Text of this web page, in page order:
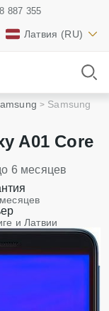
Латвия (RU)
887 355
Samsung
A01 Core
6 месяцев
и Латвии